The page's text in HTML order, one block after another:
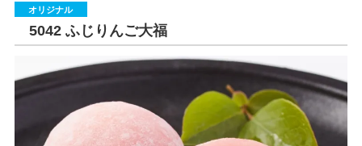
オリジナル
5042 ふじりんご大福